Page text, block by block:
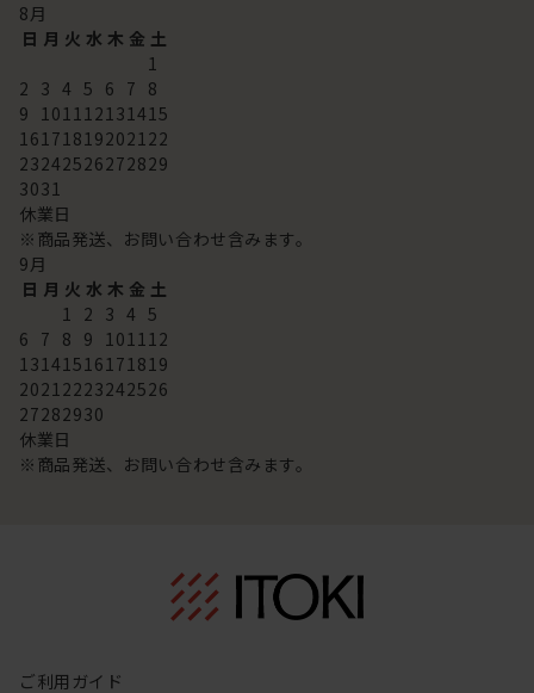
8月
日 月 火 水 木 金 土
1
2 3 4 5 6 7 8
9 101112131415
16171819202122
23242526272829
3031
休業日
※商品発送、お問い合わせ含みます。
9月
日 月 火 水 木 金 土
1 2 3 4 5
6 7 8 9 101112
13141516171819
20212223242526
27282930
休業日
※商品発送、お問い合わせ含みます。
ご利用ガイド